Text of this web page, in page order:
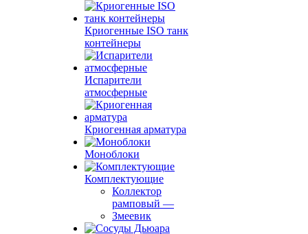
Криогенные ISO танк
контейнеры
Испарители
атмосферные
Криогенная арматура
Моноблоки
Комплектующие
Коллектор
рамповый —
Змеевик